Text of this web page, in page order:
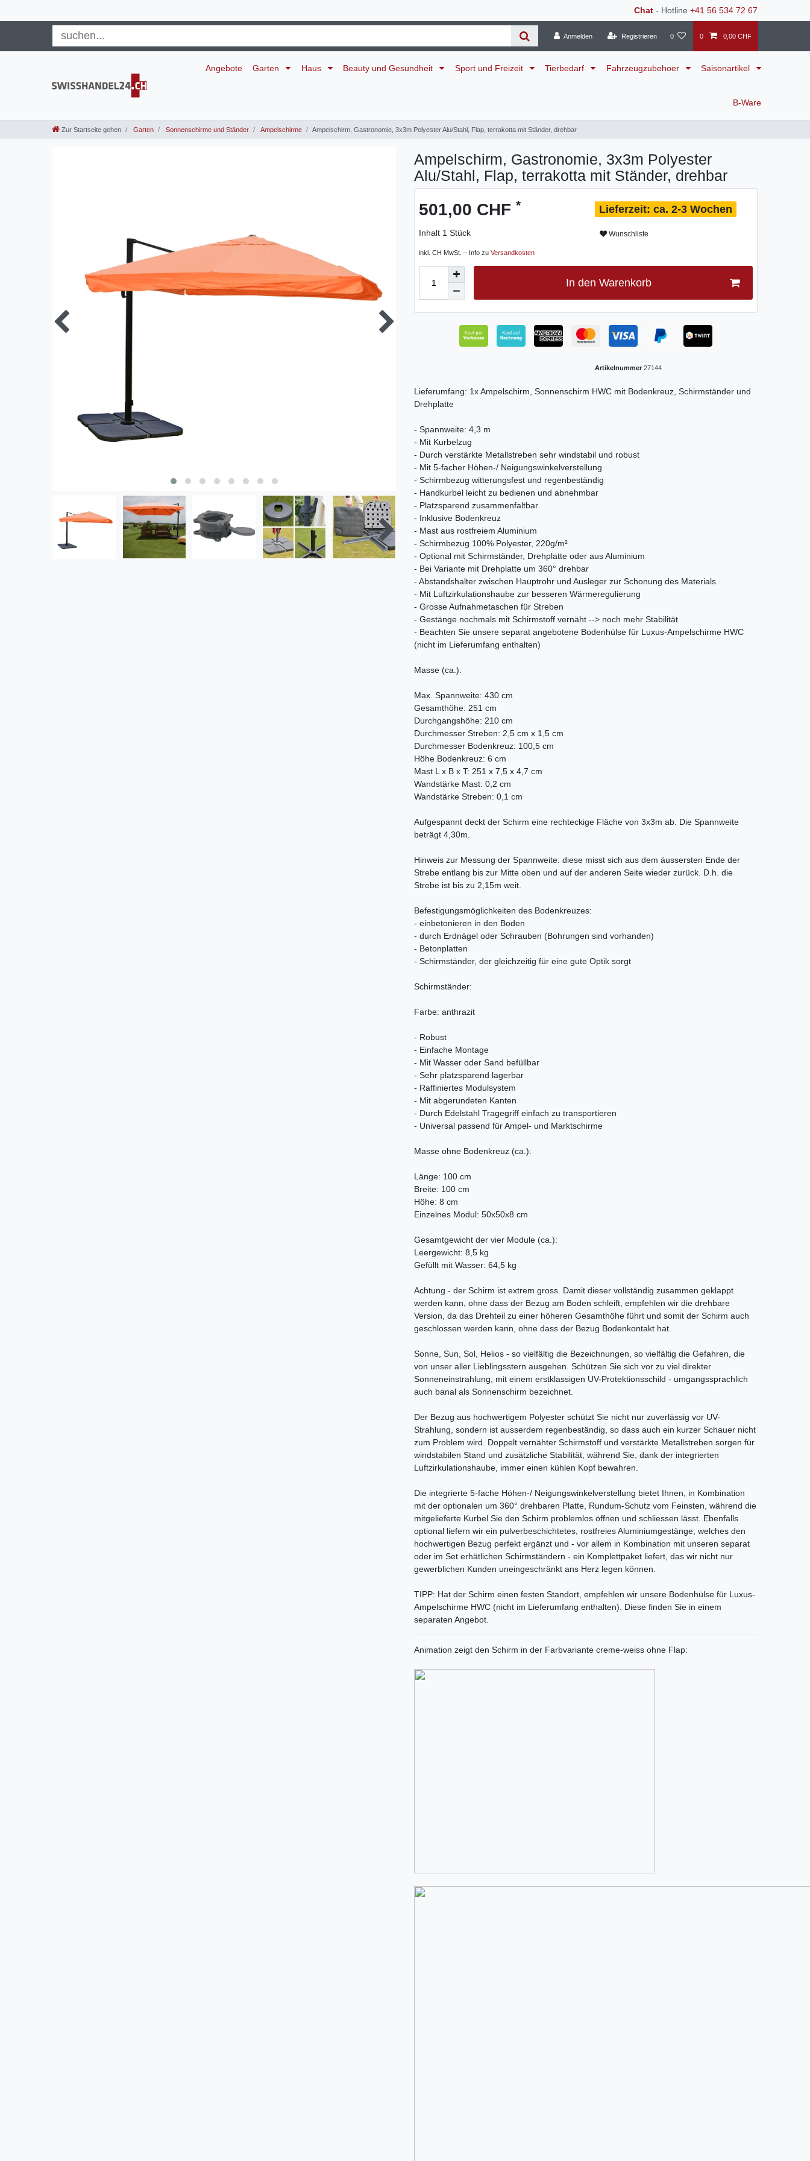
Chat - Hotline +41 56 534 72 67
Anmelden Registrieren 0 0 0,00 CHF
Angebote Garten Haus Beauty und Gesundheit Sport und Freizeit Tierbedarf Fahrzeugzubehoer Saisonartikel
B-Ware
Zur Startseite gehen Garten Sonnenschirme und Ständer Ampelschirme Ampelschirm, Gastronomie, 3x3m Polyester Alu/Stahl, Flap, terrakotta mit Ständer, drehbar
Ampelschirm, Gastronomie, 3x3m Polyester
Alu/Stahl, Flap, terrakotta mit Ständer, drehbar
501,00 CHF *
Inhalt 1 Stück
inkl. CH MwSt. – Info zu Versandkosten
ca. 2-3 Wochen
Wunschliste
In den Warenkorb
Artikelnummer 27144
Lieferumfang: 1x Ampelschirm, Sonnenschirm HWC mit Bodenkreuz, Schirmständer und
Drehplatte
- Spannweite: 4,3 m
- Mit Kurbelzug
- Durch verstärkte Metallstreben sehr windstabil und robust
- Mit 5-facher Höhen-/ Neigungswinkelverstellung
- Schirmbezug witterungsfest und regenbeständig
- Handkurbel leicht zu bedienen und abnehmbar
- Platzsparend zusammenfaltbar
- Inklusive Bodenkreuz
- Mast aus rostfreiem Aluminium
- Schirmbezug 100% Polyester, 220g/m²
- Optional mit Schirmständer, Drehplatte oder aus Aluminium
- Bei Variante mit Drehplatte um 360° drehbar
- Abstandshalter zwischen Hauptrohr und Ausleger zur Schonung des Materials
- Mit Luftzirkulationshaube zur besseren Wärmeregulierung
- Grosse Aufnahmetaschen für Streben
- Gestänge nochmals mit Schirmstoff vernäht --> noch mehr Stabilität
- Beachten Sie unsere separat angebotene Bodenhülse für Luxus-Ampelschirme HWC
(nicht im Lieferumfang enthalten)
Masse (ca.):
Max. Spannweite: 430 cm
Gesamthöhe: 251 cm
Durchgangshöhe: 210 cm
Durchmesser Streben: 2,5 cm x 1,5 cm
Durchmesser Bodenkreuz: 100,5 cm
Höhe Bodenkreuz: 6 cm
Mast L x B x T: 251 x 7,5 x 4,7 cm
Wandstärke Mast: 0,2 cm
Wandstärke Streben: 0,1 cm
Aufgespannt deckt der Schirm eine rechteckige Fläche von 3x3m ab. Die Spannweite
beträgt 4,30m.
Hinweis zur Messung der Spannweite: diese misst sich aus dem äussersten Ende der
Strebe entlang bis zur Mitte oben und auf der anderen Seite wieder zurück. D.h. die
Strebe ist bis zu 2,15m weit.
Befestigungsmöglichkeiten des Bodenkreuzes:
- einbetonieren in den Boden
- durch Erdnägel oder Schrauben (Bohrungen sind vorhanden)
- Betonplatten
- Schirmständer, der gleichzeitig für eine gute Optik sorgt
Schirmständer:
Farbe: anthrazit
- Robust
- Einfache Montage
- Mit Wasser oder Sand befüllbar
- Sehr platzsparend lagerbar
- Raffiniertes Modulsystem
- Mit abgerundeten Kanten
- Durch Edelstahl Tragegriff einfach zu transportieren
- Universal passend für Ampel- und Marktschirme
Masse ohne Bodenkreuz (ca.):
Länge: 100 cm
Breite: 100 cm
Höhe: 8 cm
Einzelnes Modul: 50x50x8 cm
Gesamtgewicht der vier Module (ca.):
Leergewicht: 8,5 kg
Gefüllt mit Wasser: 64,5 kg
Achtung - der Schirm ist extrem gross. Damit dieser vollständig zusammen geklappt
werden kann, ohne dass der Bezug am Boden schleift, empfehlen wir die drehbare
Version, da das Drehteil zu einer höheren Gesamthöhe führt und somit der Schirm auch
geschlossen werden kann, ohne dass der Bezug Bodenkontakt hat.
Sonne, Sun, Sol, Helios - so vielfältig die Bezeichnungen, so vielfältig die Gefahren, die
von unser aller Lieblingsstern ausgehen. Schützen Sie sich vor zu viel direkter
Sonneneinstrahlung, mit einem erstklassigen UV-Protektionsschild - umgangssprachlich
auch banal als Sonnenschirm bezeichnet.
Der Bezug aus hochwertigem Polyester schützt Sie nicht nur zuverlässig vor UV-
Strahlung, sondern ist ausserdem regenbeständig, so dass auch ein kurzer Schauer nicht
zum Problem wird. Doppelt vernähter Schirmstoff und verstärkte Metallstreben sorgen für
windstabilen Stand und zusätzliche Stabilität, während Sie, dank der integrierten
Luftzirkulationshaube, immer einen kühlen Kopf bewahren.
Die integrierte 5-fache Höhen-/ Neigungswinkelverstellung bietet Ihnen, in Kombination
mit der optionalen um 360° drehbaren Platte, Rundum-Schutz vom Feinsten, während die
mitgelieferte Kurbel Sie den Schirm problemlos öffnen und schliessen lässt. Ebenfalls
optional liefern wir ein pulverbeschichtetes, rostfreies Aluminiumgestänge, welches den
hochwertigen Bezug perfekt ergänzt und - vor allem in Kombination mit unseren separat
oder im Set erhätlichen Schirmständern - ein Komplettpaket liefert, das wir nicht nur
gewerblichen Kunden uneingeschränkt ans Herz legen können.
TIPP: Hat der Schirm einen festen Standort, empfehlen wir unsere Bodenhülse für Luxus-
Ampelschirme HWC (nicht im Lieferumfang enthalten). Diese finden Sie in einem
separaten Angebot.
Animation zeigt den Schirm in der Farbvariante creme-weiss ohne Flap: